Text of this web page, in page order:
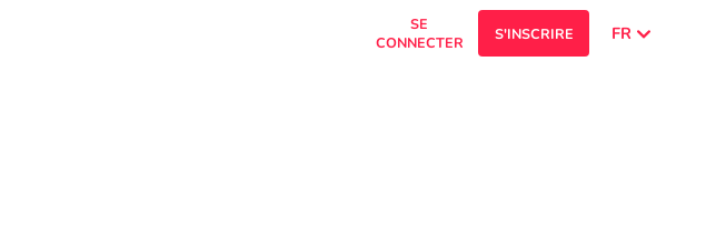
SE
CONNECTER
S'INSCRIRE FR